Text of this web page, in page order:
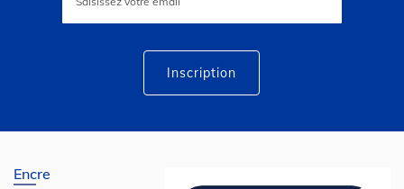
lettre
Inscription
Encre